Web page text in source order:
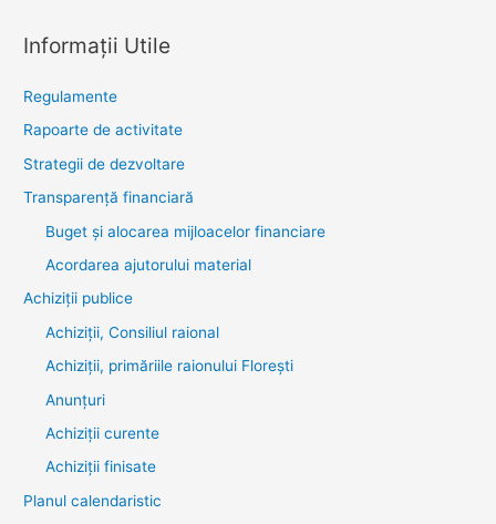
Informații Utile
Regulamente
Rapoarte de activitate
Strategii de dezvoltare
Transparenţă financiară
Buget și alocarea mijloacelor financiare
Acordarea ajutorului material
Achiziţii publice
Achiziții, Consiliul raional
Achiziții, primăriile raionului Florești
Anunțuri
Achiziții curente
Achiziții finisate
Planul calendaristic